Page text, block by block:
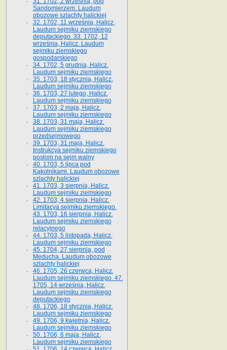
Sandomierzem. Laudum
obozowe szlachty halickiej
32. 1702, 11 września, Halicz.
Laudum sejmiku ziemskiego
deputackiego. 33. 1702, 12
września, Halicz. Laudum
sejmiku ziemskiego
gospodarskiego
34. 1702, 5 grudnia, Halicz.
Laudum sejmiku ziemskiego
35. 1703, 18 stycznia, Halicz.
Laudum sejmiku ziemskiego
36. 1703, 27 lutego, Halicz.
Laudum sejmiku ziemskiego
37. 1703, 2 maja, Halicz.
Laudum sejmiku ziemskiego
38. 1703, 31 maja, Halicz.
Laudum sejmiku ziemskiego
przedsejmowego
39. 1703, 31 maja, Halicz.
Instrukcya sejmiku ziemskiego
posłom na sejm walny
40. 1703, 5 lipca pod
Kąkolnikami. Laudum obozowe
szlachty halickiej
41­. 1703, 3 sierpnia, Halicz.
Laudum sejmiku ziemskiego
42. 1703, 4 sierpnia, Halicz.
Limitacya sejmiku ziemskiego.
43. 1703, 16 sierpnia, Halicz.
Laudum sejmiku ziemskiego
relacyjnego
44. 1703, 5 listopada, Halicz.
Laudum sejmiku ziemskiego
45. 1704, 27 sierpnia, pod
Meduchą. Laudum obozowe
szlachty halickiej
46. 1705, 26 czerwca, Halicz.
Laudum sejmiku ziemskiego. 47.
1705, 14 września, Halicz.
Laudum sejmiku ziemskiego
deputackiego
48. 1706, 18 stycznia, Halicz.
Laudum sejmiku ziemskiego
49. 1706, 9 kwietnia, Halicz.
Laudum sejmiku ziemskiego
50. 1706, 6 maja, Halicz.
Laudum sejmiku ziemskiego